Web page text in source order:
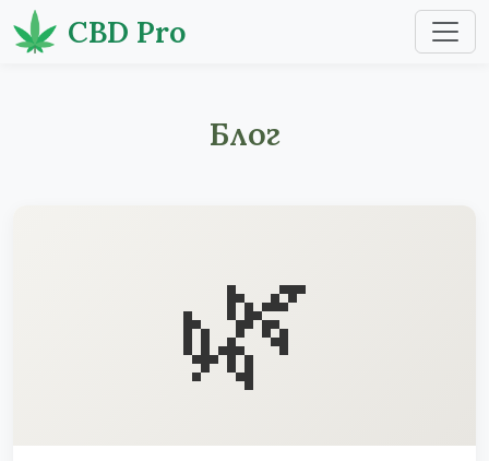
CBD Pro
Блог
🌿